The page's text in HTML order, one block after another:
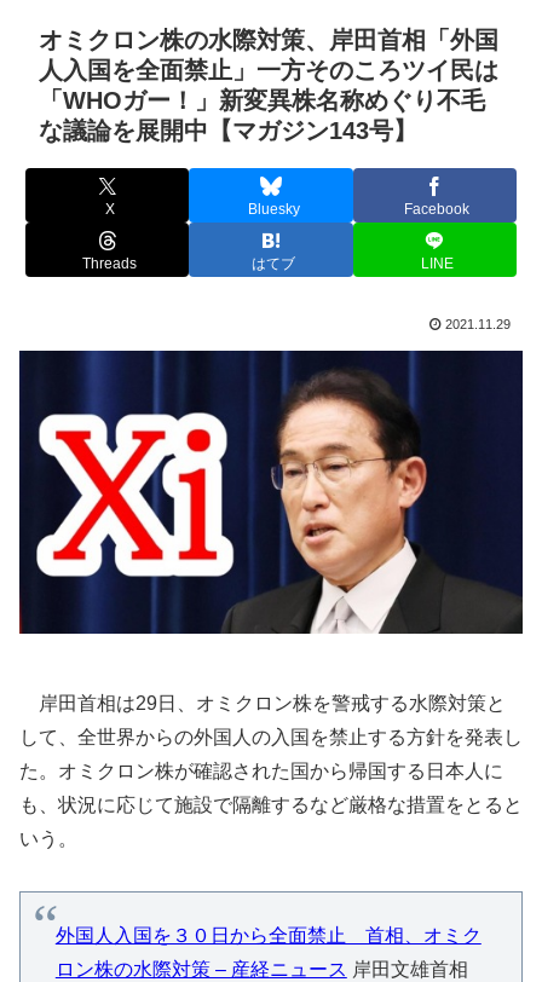
オミクロン株の水際対策、岸田首相「外国
人入国を全面禁止」一方そのころツイ民は
「WHOガー！」新変異株名称めぐり不毛
な議論を展開中【マガジン143号】
X Bluesky Facebook
Threads はてブ LINE
2021.11.29
岸田首相は29日、オミクロン株を警戒する水際対策と
して、全世界からの外国人の入国を禁止する方針を発表し
た。オミクロン株が確認された国から帰国する日本人に
も、状況に応じて施設で隔離するなど厳格な措置をとると
いう。
外国人入国を３０日から全面禁止 首相、オミク
ロン株の水際対策 – 産経ニュース 岸田文雄首相